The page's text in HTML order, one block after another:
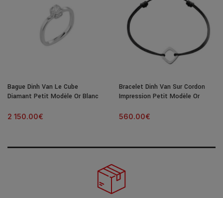
Bague Dinh Van Le Cube
Diamant Petit Modèle Or Blanc
2 150.00€
Bracelet Dinh Van Sur Cordon
Impression Petit Modèle Or
560.00€